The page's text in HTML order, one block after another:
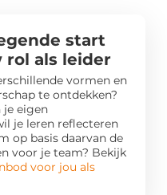
start
rol als leider
vormen en
te ontdekken?
eigen
je leren reflecteren
op basis daarvan de
voor je team? Bekijk
voor jou als